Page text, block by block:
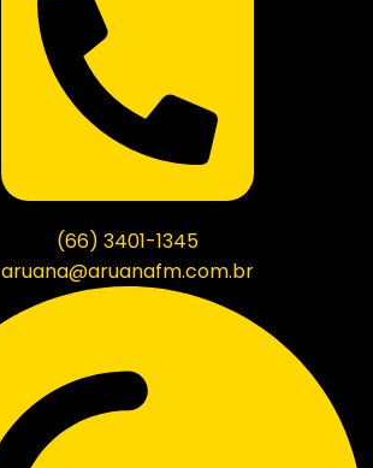
(66) 3401-1345
aruana@aruanafm.com.br